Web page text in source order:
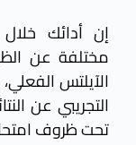
إن أدائك
مختلفة عن
الآيلتس
التجريبي عن
تحت ظروف